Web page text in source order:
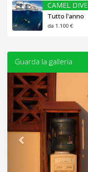
CAMEL DIVE
Tutto l'anno
da 1.100 €
Guarda la galleria
Previous